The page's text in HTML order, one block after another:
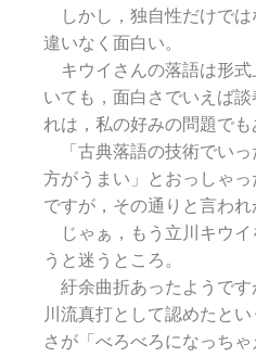
しかし，独自性だけでは
違いなく面白い。
キウイさんの落語は形式
いても，面白さでいえば
れは，私の好みの問題でも
「古典落語の技術でいっ
方がうまい」とおっしゃ
ですが，その通りと言われ
じゃぁ，もう立川キウイ
うと迷うところ。
紆余曲折あったようです
川流真打として認めたと
さが「べろべろになっち